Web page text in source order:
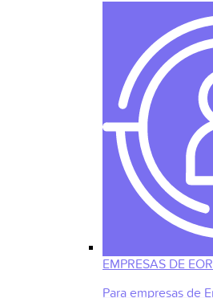
EMPRESAS DE EOR
Para empresas de